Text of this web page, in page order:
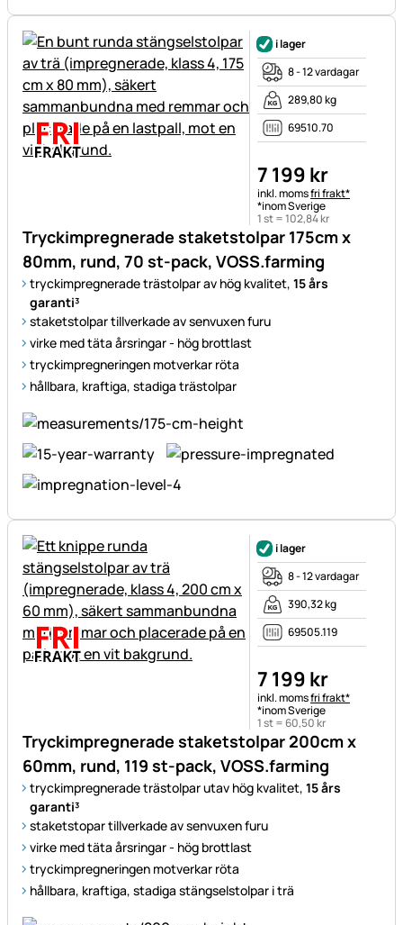
Tryckimpregnerade staketstolpar 175cm x
80mm, rund, 70 st-pack, VOSS.farming
tryckimpregnerade trästolpar av hög kvalitet, 15 års
garanti³
staketstolpar tillverkade av senvuxen furu
virke med täta årsringar - hög brottlast
tryckimpregneringen motverkar röta
hållbara, kraftiga, stadiga trästolpar
i lager
8 - 12 vardagar
289,80 kg
69510.70
7 199 kr
Skatteinformation:
inkl. momsfri frakt*
*inom Sverige
1 st =102,84kr
Tryckimpregnerade staketstolpar 200cm x
60mm, rund, 119 st-pack, VOSS.farming
tryckimpregnerade trästolpar utav hög kvalitet, 15 års
garanti³
staketstopar tillverkade av senvuxen furu
virke med täta årsringar - hög brottlast
tryckimpregneringen motverkar röta
hållbara, kraftiga, stadiga stängselstolpar i trä
i lager
8 - 12 vardagar
390,32 kg
69505.119
7 199 kr
Skatteinformation:
inkl. momsfri frakt*
*inom Sverige
1 st = 60,50kr